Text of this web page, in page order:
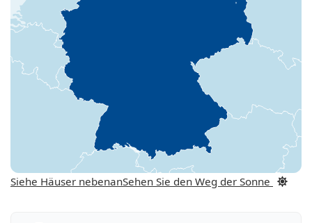
Siehe Häuser nebenanSehen Sie den Weg der Sonne